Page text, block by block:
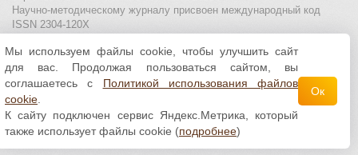
Научно-методическому журналу присвоен международный код
ISSN 2304-120X
МЦИТО|Школьные олимпиады и онлайн конкурсы для детей
Политика использования файлов cookie| Политика обработки и
защиты персональных данных
Все материалы доступны полицензии Creative
Commons С указанием авторства 4.0 Всемирная
Мы используем файлы cookie, чтобы улучшить сайт
для вас. Продолжая пользоваться сайтом, вы
соглашаетесь с Политикой использования файлов
cookie
К сайту подключен сервис Яндекс.Метрика, который
также использует файлы cookie (подробнее)
Ок